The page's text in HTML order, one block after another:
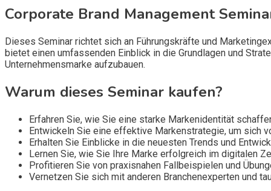
Corporate Brand Management
Dieses Seminar richtet sich an Führungskräfte und
bietet einen umfassenden Einblick in die Grundlagen und
Unternehmensmarke aufzubauen.
Warum dieses Seminar kaufen?
Erfahren Sie, wie Sie eine starke Markenidentität
Entwickeln Sie eine effektive Markenstrategie, um sich
Erhalten Sie Einblicke in die neuesten Trends und
Lernen Sie, wie Sie Ihre Marke erfolgreich im digitalen
Profitieren Sie von praxisnahen Fallbeispielen und
Vernetzen Sie sich mit anderen Branchenexperten und